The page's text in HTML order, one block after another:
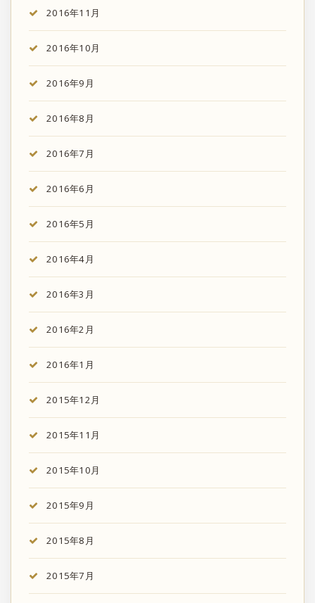
2016年11月
2016年10月
2016年9月
2016年8月
2016年7月
2016年6月
2016年5月
2016年4月
2016年3月
2016年2月
2016年1月
2015年12月
2015年11月
2015年10月
2015年9月
2015年8月
2015年7月